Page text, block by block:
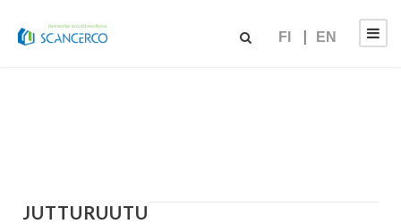
FI EN
JUTTURUUTU